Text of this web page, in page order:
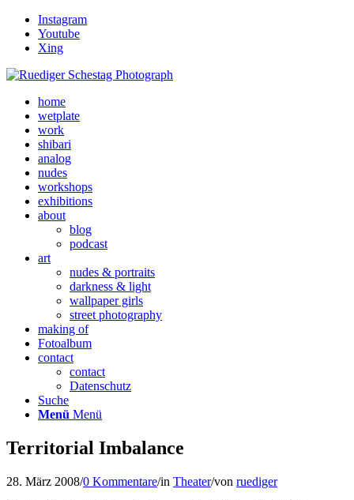
Instagram
Youtube
Xing
home
wetplate
work
shibari
analog
nudes
workshops
exhibitions
about
blog
podcast
art
nudes & portraits
darkness & light
wallpaper girls
street photography
making of
Fotoalbum
contact
contact
Datenschutz
Suche
Menü Menü
Territorial Imbalance
28. März 2008/0 Kommentare/in Theater/von ruediger